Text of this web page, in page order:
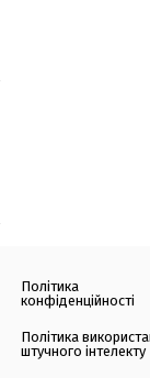
Політика
конфіденційності
Політика
штучного інтелекту